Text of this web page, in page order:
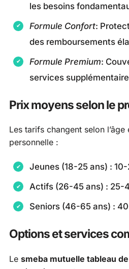
les besoins
Formule Confort:
des remboursements
Formule Premium:
services
Prix moyens selon le
Les tarifs changent selon
personnelle :
Jeunes (18-25 ans) :
Actifs (26-45 ans) : 25-
Seniors (46-65 ans) :
Options et services
Le smeba mutuelle tableau